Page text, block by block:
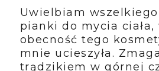
Uwielbiam
pianki do mycia ciała,
obecność tego
mnie ucieszyła.
trądzikiem w górnej